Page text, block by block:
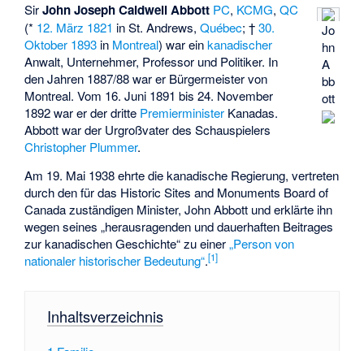
Jo
hn
A
bb
ott
SirJohn Joseph Caldwell Abbott PC, KCMG,QC
(* 12. März 1821 inSt. Andrews,Québec; †30.
Oktober 1893 in Montreal) war einkanadischer
Anwalt, Unternehmer, Professor und Politiker. In
den Jahren 1887/88 war er Bürgermeister von
Montreal. Vom 16. Juni 1891 bis 24. November
1892 war er der dritte Premierminister Kanadas.
Abbott war der Urgroßvater des Schauspielers
Christopher Plummer.
Am 19. Mai 1938 ehrte die kanadische Regierung, vertreten
durch den für das Historic Sites and Monuments Board of
Canadazuständigen Minister, John Abbott und erklärte ihn
wegen seines „herausragenden und dauerhaften Beitrages
zur kanadischen Geschichte“ zu einer„Person von
nationaler historischer Bedeutung“.[1]
Inhaltsverzeichnis